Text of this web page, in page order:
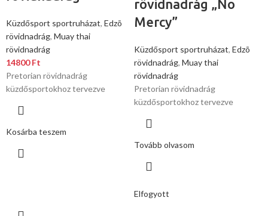
Küzdősport sportruházat, Edzõ
rövidnadrág, Muay thai
rövidnadrág
14800Ft
Pretorian rövidnadrág
küzdősportokhoz tervezve
Kosárba teszem
rövidnadrág „No
Mercy”
Küzdősport sportruházat, Edzõ
rövidnadrág, Muay thai
rövidnadrág
Pretorian rövidnadrág
küzdősportokhoz tervezve
Tovább olvasom
Elfogyott